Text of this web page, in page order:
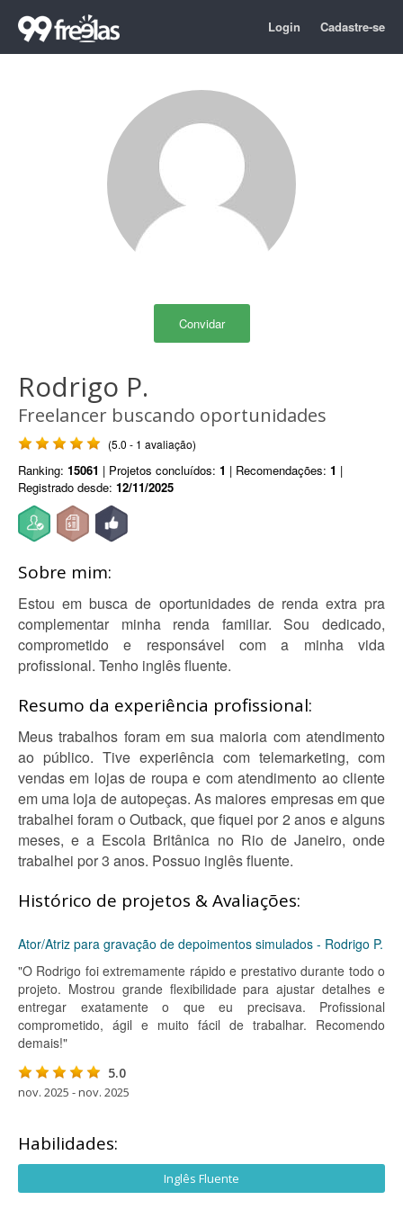
Login Cadastre-se
Convidar
Rodrigo P.
Freelancer buscando oportunidades
(5.0 - 1 avaliação)
Ranking: 15061 | Projetos concluídos: 1 | Recomendações: 1 |
Registrado desde: 12/11/2025
Sobre mim:
Estou em busca de oportunidades de renda extra pra
complementar minha renda familiar. Sou dedicado,
comprometido e responsável com a minha vida
profissional. Tenho inglês fluente.
Resumo da experiência profissional:
Meus trabalhos foram em sua maioria com atendimento
ao público. Tive experiência com telemarketing, com
vendas em lojas de roupa e com atendimento ao cliente
em uma loja de autopeças. As maiores empresas em que
trabalhei foram o Outback, que fiquei por 2 anos e alguns
meses, e a Escola Britânica no Rio de Janeiro, onde
trabalhei por 3 anos. Possuo inglês fluente.
Histórico de projetos & Avaliações:
Ator/Atriz para gravação de depoimentos simulados - Rodrigo P.
"O Rodrigo foi extremamente rápido e prestativo durante todo o
projeto. Mostrou grande flexibilidade para ajustar detalhes e
entregar exatamente o que eu precisava. Profissional
comprometido, ágil e muito fácil de trabalhar. Recomendo
demais!"
5.0
nov. 2025 - nov. 2025
Habilidades:
Inglês Fluente